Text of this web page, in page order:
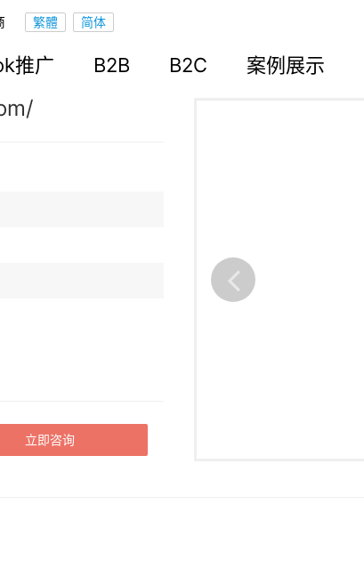
推广 B2B B2C 案例展示
立即咨询